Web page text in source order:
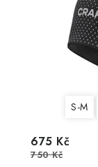
S-M
675 Kč
750 Kč